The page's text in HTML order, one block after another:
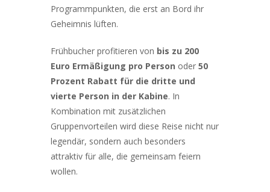
Programmpunkten, die erst an Bord ihr
Geheimnis lüften.
Frühbucher profitieren von bis zu 200
Euro Ermäßigung pro Person oder 50
Prozent Rabatt für die dritte und
vierte Person in der Kabine. In
Kombination mit zusätzlichen
Gruppenvorteilen wird diese Reise nicht nur
legendär, sondern auch besonders
attraktiv für alle, die gemeinsam feiern
wollen.